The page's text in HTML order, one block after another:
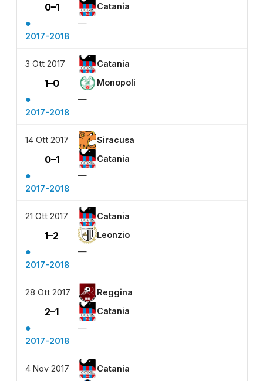
0–1 Catania
●
—
2017-2018
3 Ott 2017 Catania
1–0 Monopoli
●
—
2017-2018
14 Ott 2017 Siracusa
0–1 Catania
●
—
2017-2018
21 Ott 2017 Catania
1–2 Leonzio
●
—
2017-2018
28 Ott 2017 Reggina
2–1 Catania
●
—
2017-2018
4 Nov 2017 Catania